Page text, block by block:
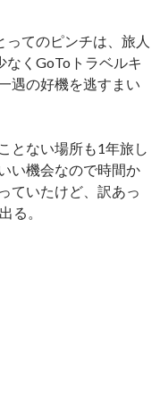
てのピンチは、旅人
なくGoToトラベルキ
遇の好機を逃すまい
とない場所も1年旅し
い機会なので時間か
ていたけど、訳あっ
る。